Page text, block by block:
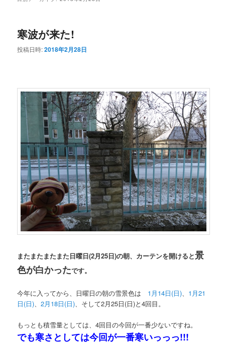
ン
ツ
へ
移
動
テ
へ
移
動
寒波が来た!
投稿日時:2018年2月28日
またまたまたまた日曜日(2月25日)の朝、カーテンを開けると景
色が白かったです。
今年に入ってから、日曜日の朝の雪景色は 1月14日(日)、 1月21
日(日)、2月18日(日)、そして2月25日(日)と4回目。
もっとも積雪量としては、4回目の今回が一番少ないですね。
でも寒さとしては今回が一番寒いっっっ!!!